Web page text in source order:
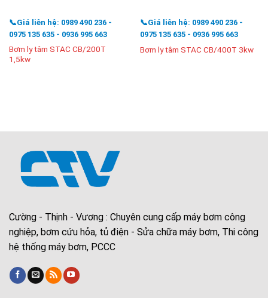
📞Giá liên hệ: 0989 490 236 -
0975 135 635 - 0936 995 663
Bơm ly tâm STAC CB/200T
1,5kw
📞Giá liên hệ: 0989 490 236 -
0975 135 635 - 0936 995 663
Bơm ly tâm STAC CB/400T 3kw
Cường - Thịnh - Vương : Chuyên cung cấp máy bơm công
nghiệp, bơm cứu hỏa, tủ điện - Sửa chữa máy bơm, Thi công
hệ thống máy bơm, PCCC